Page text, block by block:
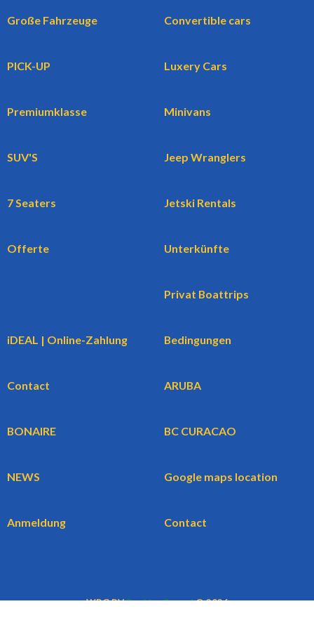
Große Fahrzeuge Convertible cars
PICK-UP Luxery Cars
Premiumklasse Minivans
SUV'S Jeep Wranglers
7 Seaters Jetski Rentals
Offerte Unterkünfte
Privat Boattrips
iDEAL | Online-Zahlung Bedingungen
Contact ARUBA
BONAIRE BC CURACAO
NEWS Google maps location
Anmeldung Contact
WBG BVBookingCars.nl© 2026